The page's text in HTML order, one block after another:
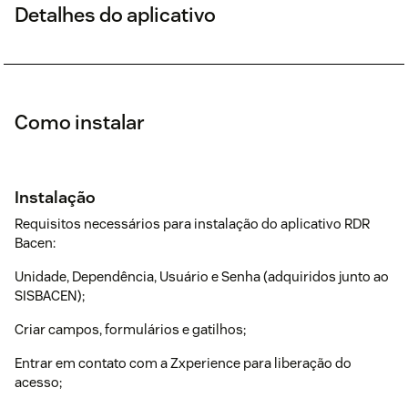
Detalhes do aplicativo
Como instalar
Instalação
Requisitos necessários para instalação do aplicativo RDR
Bacen:
Unidade, Dependência, Usuário e Senha (adquiridos junto ao
SISBACEN);
Criar campos, formulários e gatilhos;
Entrar em contato com a Zxperience para liberação do
acesso;